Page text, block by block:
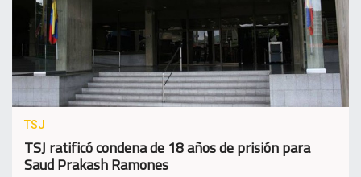
TSJ
TSJ ratificó condena de 18 años de prisión para
Saud Prakash Ramones